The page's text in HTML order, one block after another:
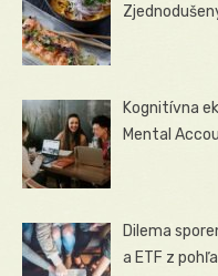
Kognitívna
Mental
Dilema
a ETF z